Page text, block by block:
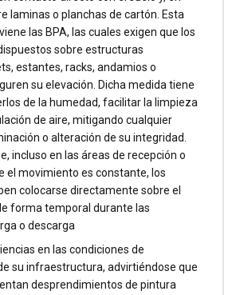
laminas o planchas de cartón. Esta
las BPA, las cuales exigen que los
sobre estructuras
estantes, racks, andamios o
su elevación. Dicha medida tiene
de la humedad, facilitar la limpieza
de aire, mitigando cualquier
o alteración de su integridad.
incluso en las áreas de recepción o
el movimiento es constante, los
colocarse directamente sobre el
forma temporal durante las
o descarga
en las condiciones de
su infraestructura, advirtiéndose que
desprendimientos de pintura